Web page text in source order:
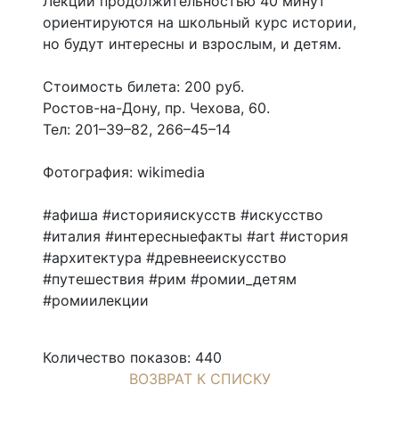
ориентируются на школьный курс истории,
но будут интересны и взрослым, и детям.
Стоимость билета: 200 руб.
Ростов-на-Дону, пр. Чехова, 60.
Тел: 201–39–82, 266–45–14
Фотография: wikimedia
#афиша #историяискусств #искусство
#италия #интересныефакты #art #история
#архитектура #древнееискусство
#путешествия #рим #ромии_детям
#ромиилекции
Количество показов: 440
ВОЗВРАТ К СПИСКУ